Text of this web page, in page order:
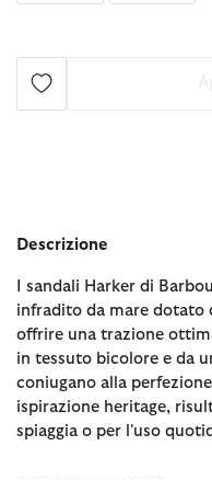
Descrizione
I sandali Harker di
infradito da mare dotato
offrire una trazione
in tessuto bicolore e da
coniugano alla
ispirazione heritage,
spiaggia o per l'uso